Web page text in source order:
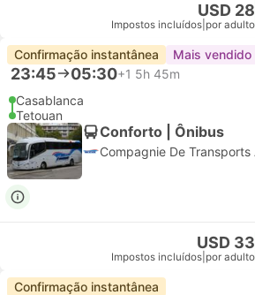
USD 28
Impostos incluídos por adulto
Confirmação instantânea Mais vendido
23:45 05:30+1 5h 45m
Casablanca
Tetouan
Conforto | Ônibus
Compagnie De Transports
USD 33
Impostos incluídos por adulto
Confirmação instantânea